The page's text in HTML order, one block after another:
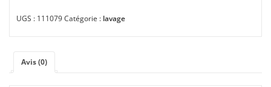
UGS : 111079Catégorie : lavage
Avis (0)